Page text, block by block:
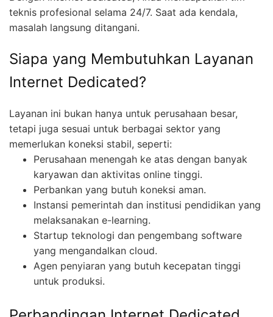
teknis profesional selama 24/7. Saat ada kendala,
masalah langsung ditangani.
Siapa yang Membutuhkan Layanan
Internet Dedicated?
Layanan ini bukan hanya untuk perusahaan besar,
tetapi juga sesuai untuk berbagai sektor yang
memerlukan koneksi stabil, seperti:
Perusahaan menengah ke atas dengan banyak
karyawan dan aktivitas online tinggi.
Perbankan yang butuh koneksi aman.
Instansi pemerintah dan institusi pendidikan yang
melaksanakan e-learning.
Startup teknologi dan pengembang software
yang mengandalkan cloud.
Agen penyiaran yang butuh kecepatan tinggi
untuk produksi.